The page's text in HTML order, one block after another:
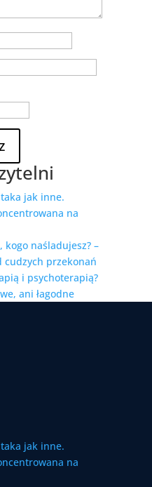
jak inne.
na
kogo naśladujesz? –
przekonań
i psychoterapią?
ani łagodne
jak inne.
na